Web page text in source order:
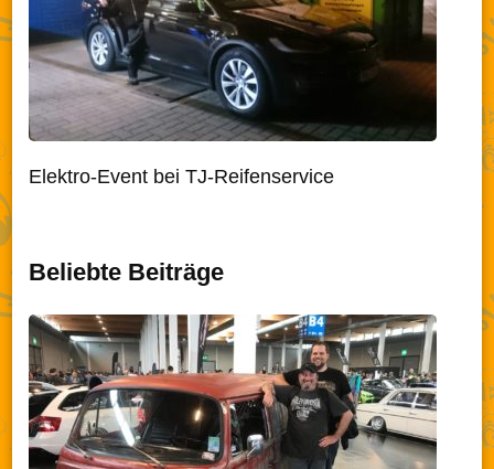
Elektro-Event bei TJ-Reifenservice
Beliebte Beiträge